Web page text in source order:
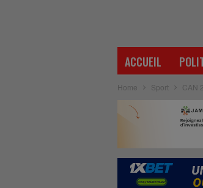
ACCUEIL
Home Sport CAN